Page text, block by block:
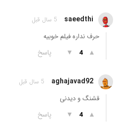
saeedthi 5 سال قبل
حرف نداره فیلم خوبیه
▲
4
▼ پاسخ
aghajavad92 5 سال قبل
قشنگ و دیدنی
▲
4
▼ پاسخ